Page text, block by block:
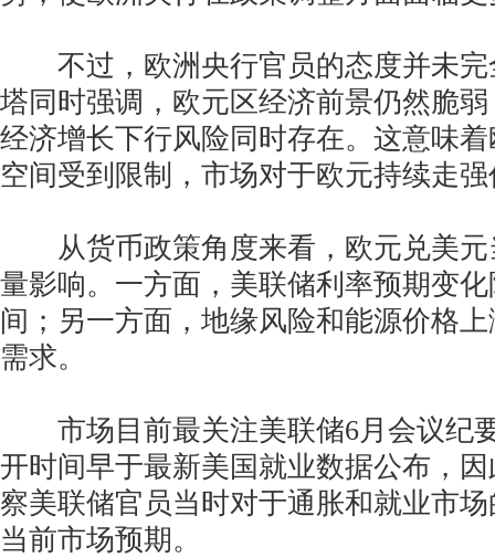
不过，欧洲央行官员的态度并未完
塔同时强调，欧元区经济前景仍然脆
经济增长下行风险同时存在。这意味
空间受到限制，市场对于欧元持续走
从货币政策角度来看，欧元兑美元
量影响。一方面，美联储利率预期变
间；另一方面，地缘风险和能源价格
需求。
市场目前最关注美联储6月会议纪
开时间早于最新美国就业数据公布，
察美联储官员当时对于通胀和就业市
当前市场预期。